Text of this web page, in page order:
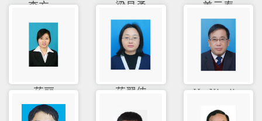
李方一 梁昌勇 姜元春
蒋丽 蒋翠侠 Hu Xiaoji...